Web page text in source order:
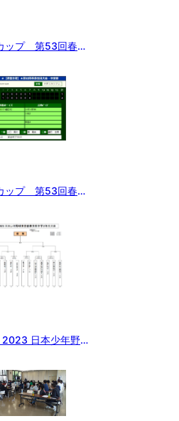
ップ 第53回春季
ップ 第53回春季
日本少年野球